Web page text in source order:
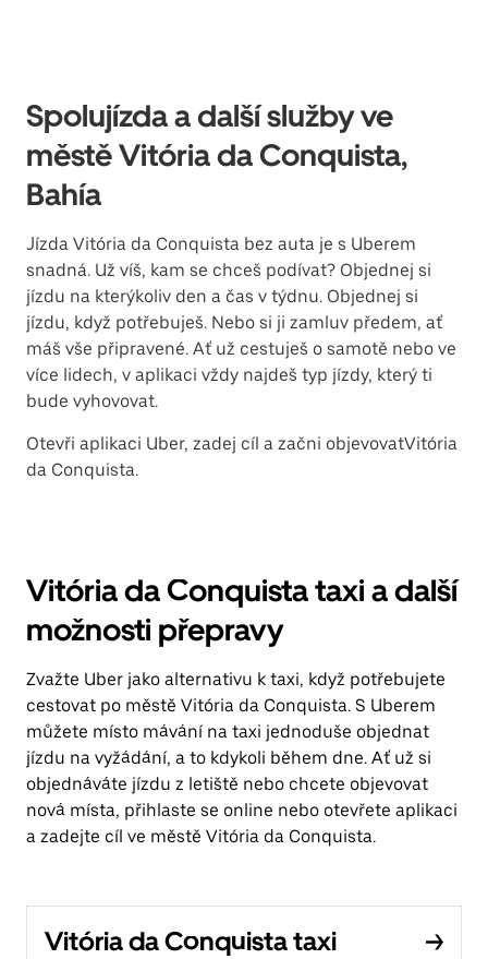
Spolujízda a další služby ve
městě Vitória da Conquista,
Bahía
Jízda Vitória da Conquista bez auta je s Uberem
snadná. Už víš, kam se chceš podívat? Objednej si
jízdu na kterýkoliv den a čas v týdnu. Objednej si
jízdu, když potřebuješ. Nebo si ji zamluv předem, ať
máš vše připravené. Ať už cestuješ o samotě nebo ve
více lidech, v aplikaci vždy najdeš typ jízdy, který ti
bude vyhovovat.
Otevři aplikaci Uber, zadej cíl a začni objevovatVitória
da Conquista.
Vitória da Conquista taxi a další
možnosti přepravy
Zvažte Uber jako alternativu k taxi, když potřebujete
cestovat po městě Vitória da Conquista. S Uberem
můžete místo mávání na taxi jednoduše objednat
jízdu na vyžádání, a to kdykoli během dne. Ať už si
objednáváte jízdu z letiště nebo chcete objevovat
nová místa, přihlaste se online nebo otevřete aplikaci
a zadejte cíl ve městě Vitória da Conquista.
Vitória da Conquista taxi